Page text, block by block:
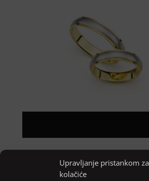
Upravljanje pristankom za
kolačiće